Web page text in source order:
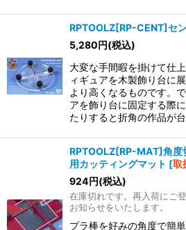
RPTOOLZ[RP-CENT]セ
5,280円(税込)
大変な手間暇を掛けて仕
ィギュアを木製飾り台に
より高くなるものです。
アを飾り台に固定する際
たりすると折角の作品が
RPTOOLZ[RP-MAT]角度
用カッティングマット [取
924円(税込)
在庫切れです。再入荷にご
お知らせをいたします。
プラ棒を好みの角度で簡